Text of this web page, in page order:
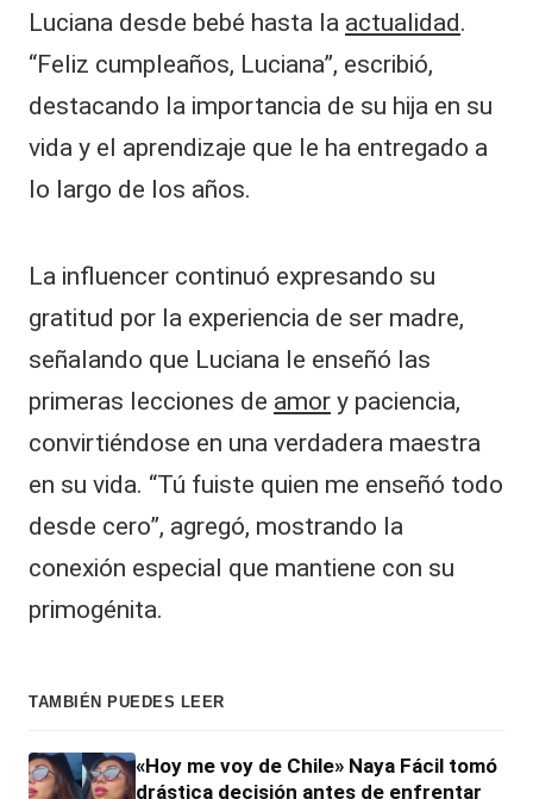
Luciana desde bebé hasta la actualidad.
“Feliz cumpleaños, Luciana”, escribió,
destacando la importancia de su hija en su
vida y el aprendizaje que le ha entregado a
lo largo de los años.
La influencer continuó expresando su
gratitud por la experiencia de ser madre,
señalando que Luciana le enseñó las
primeras lecciones de amor y paciencia,
convirtiéndose en una verdadera maestra
en su vida. “Tú fuiste quien me enseñó todo
desde cero”, agregó, mostrando la
conexión especial que mantiene con su
primogénita.
TAMBIÉN PUEDES LEER
«Hoy me voy de Chile» Naya Fácil tomó
drástica decisión antes de enfrentar